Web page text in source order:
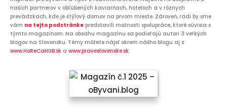
našich partnerov v obľúbených kaviarňach, hoteloch a v rôznych
prevádzkach, kde je štýlový domov na prvom mieste. Zároveň, radi by sme
vám na tejto podstránke predstavili možnosti spolupráce, ktoré súvisia s
týmto magazínom. Na obsahu magazínu sa podieľajú autori 3 veľkých
blogov na Slovensku. Témy môžete nájsť okrem nášho blogu aj z
www.HoReCaHUB.sk a www.praveslovenske.sk.